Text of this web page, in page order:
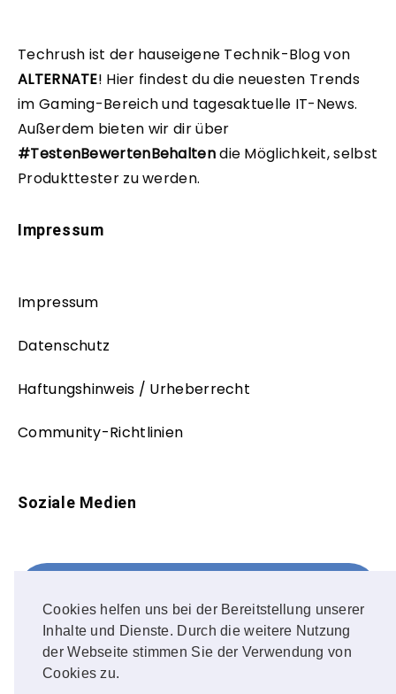
Cookies helfen uns bei der Bereitstellung unserer
Inhalte und Dienste. Durch die weitere Nutzung
der Webseite stimmen Sie der Verwendung von
Cookies zu.
Techrush ist der hauseigene Technik-Blog von
ALTERNATE! Hier findest du die neuesten Trends
im Gaming-Bereich und tagesaktuelle IT-News.
Außerdem bieten wir dir über
#TestenBewertenBehaltendie Möglichkeit, selbst
Produkttester zu werden.
Impressum
Impressum
Datenschutz
Haftungshinweis / Urheberrecht
Community-Richtlinien
Soziale Medien
FOLLOW ME!
Instagram
OUR PHOTOS!